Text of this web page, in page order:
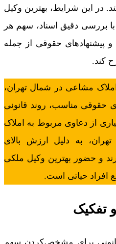
در این شرایط، بهترین وکیل
بررسی دقیق اسناد، سهم هر
پیشنهادهای حقوقی از جمله
کند.
مشاعی در شمال تهران،
حقوقی مناسب، روند قانونی
از دعاوی مربوط به املاک
به دلیل ارزش بالای
و حضور بهترین وکیل ملکی
افراد حیاتی است.
تفکیک